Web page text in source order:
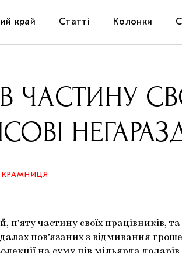
край Статті
Коментарі
Історії
Колонки
ЧАСТИНУ
КРАМНИЦЯ
п’яту частину своїх працівників,
пов’язаних з відмивання